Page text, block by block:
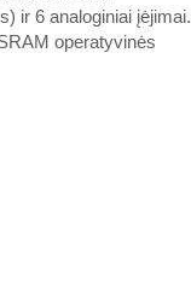
ir 6 analoginiai įėjimai.
operatyvinės